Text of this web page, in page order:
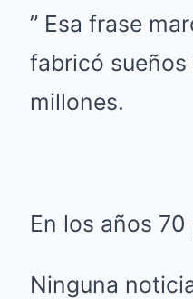
” Esa frase
fabricó
millones.
En los años 70
Ninguna